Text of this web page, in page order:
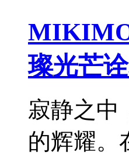
璨光芒
寂静之中
的辉耀。